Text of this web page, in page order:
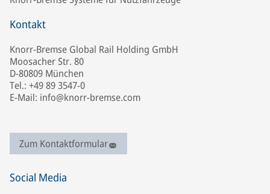
Kontakt
Knorr-Bremse Global Rail Holding GmbH
Moosacher Str. 80
D-80809 München
Tel.: +49 89 3547-0
E-Mail: info@knorr-bremse.com
Zum Kontaktformular
Social Media